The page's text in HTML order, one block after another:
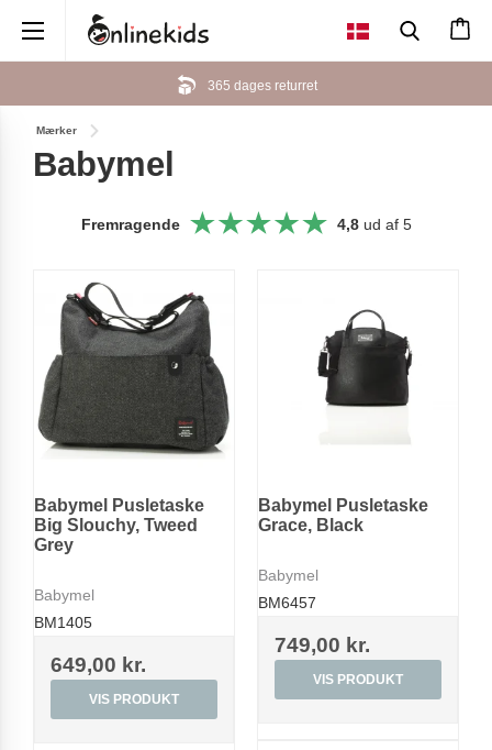
365 dages returret
Mærker
Babymel
Fremragende 4,8ud af 5
Babymel Pusletaske
Big Slouchy, Tweed
Grey
Babymel
BM1405
649,00 kr.
VIS PRODUKT
Babymel Pusletaske
Grace, Black
Babymel
BM6457
749,00 kr.
VIS PRODUKT